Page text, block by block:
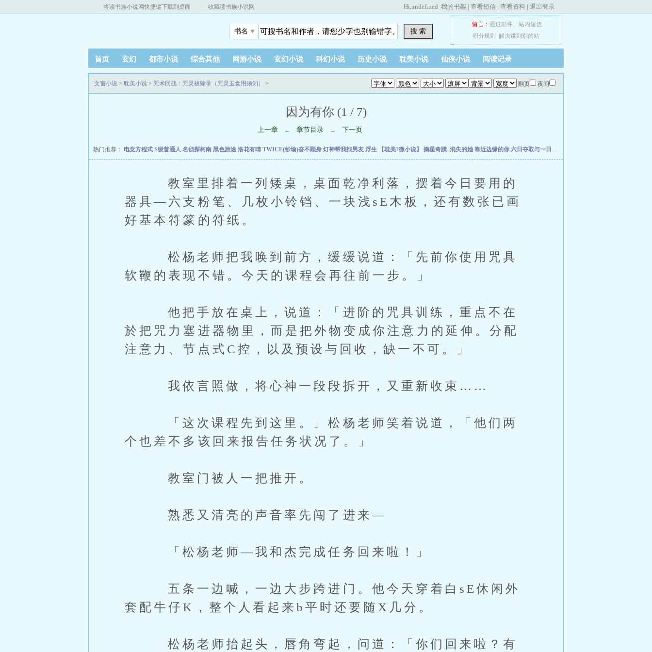
将读书族小说网快捷键下载到桌面 收藏读书族小说网 Hi,undefined 我的书架 | 查看短信 | 查看资料 | 退出登录
书名 搜 索
留言： 通过邮件、 站内短信
积分规则
解决跳到别的站
首页 玄幻 都市小说 综合其他 网游小说 玄幻小说 科幻小说 历史小说 耽美小说 仙侠小说 阅读记录
翻页 夜间
文窗小说 > 耽美小说 > 咒术回战：咒灵祓除录（咒灵玉食用须知） >
因为有你 (1 / 7)
上一章 ← 章节目录 → 下一页
热门推荐： 电竞方程式 S级普通人 名侦探柯南 黑色旅途 洛花有晴 TWICE(纱瑜)奋不顾身 灯神帮我找男友 浮生 【耽美?微小说】 摘星奇蹟–消失的她靠近边缘的你 六日夺取与一日安息
教室里排着一列矮桌，桌面乾净利落，摆着今日要用的
器具—六支粉笔、几枚小铃铛、一块浅sE木板，还有数张已画
好基本符篆的符纸。
松杨老师把我唤到前方，缓缓说道：「先前你使用咒具
软鞭的表现不错。今天的课程会再往前一步。」
他把手放在桌上，说道：「进阶的咒具训练，重点不在
於把咒力塞进器物里，而是把外物变成你注意力的延伸。分配
注意力、节点式C控，以及预设与回收，缺一不可。」
我依言照做，将心神一段段拆开，又重新收束……
「这次课程先到这里。」松杨老师笑着说道，「他们两
个也差不多该回来报告任务状况了。」
教室门被人一把推开。
熟悉又清亮的声音率先闯了进来—
「松杨老师—我和杰完成任务回来啦！」
五条一边喊，一边大步跨进门。他今天穿着白sE休闲外
套配牛仔K，整个人看起来b平时还要随X几分。
松杨老师抬起头，唇角弯起，问道：「你们回来啦？有